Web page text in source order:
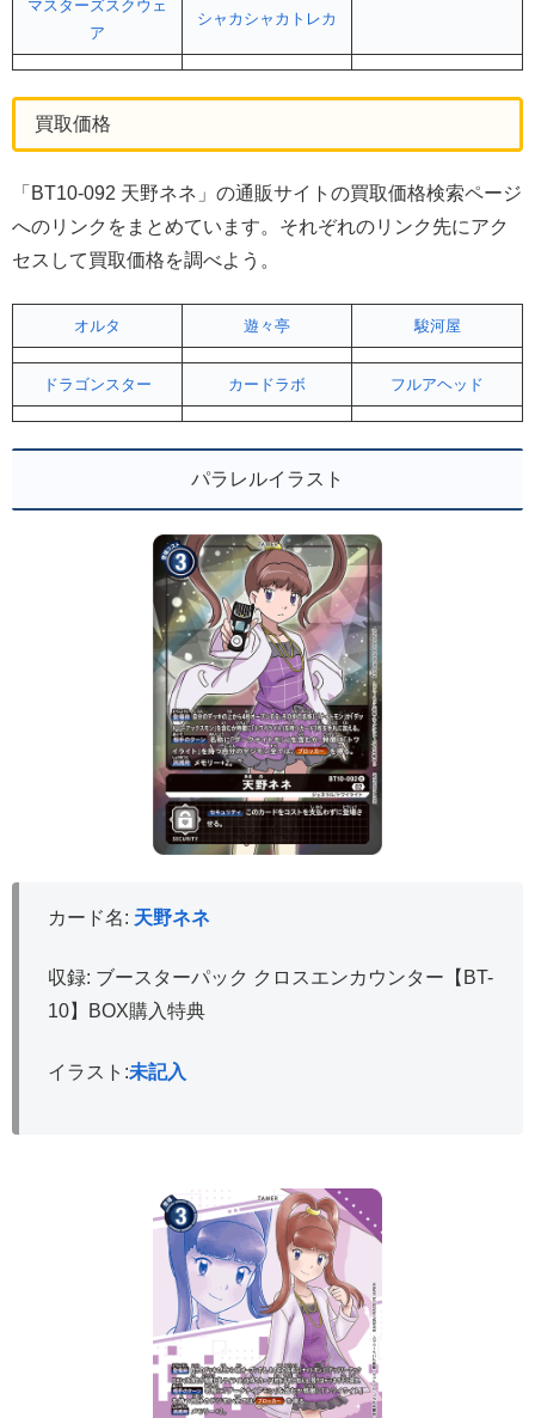
マスターズスクウェ
ア
シャカシャカトレカ
買取価格
「BT10-092 天野ネネ」の通販サイトの買取価格検索ページ
へのリンクをまとめています。それぞれのリンク先にアク
セスして買取価格を調べよう。
オルタ 遊々亭 駿河屋
ドラゴンスター カードラボ フルアヘッド
パラレルイラスト
カード名: 天野ネネ
収録: ブースターパック クロスエンカウンター【BT-
10】BOX購入特典
イラスト:未記入